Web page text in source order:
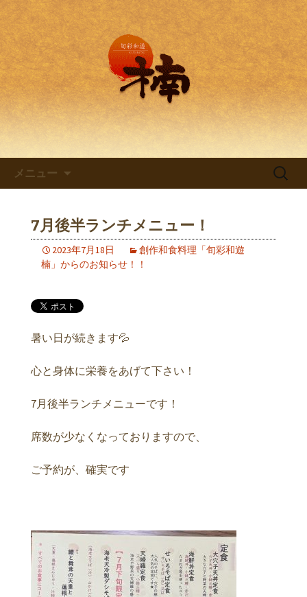
兵庫・西明石の創作和食料理
「旬彩和遊 楠～くすのき～」
兵庫・西明石の創作和食料理 旬彩和
遊 楠。
メニュー
検
7月後半ランチメニュー！
2023年7月18日
創作和食料理「旬彩和遊
楠」からのお知らせ！！
暑い日が続きます💦
心と身体に栄養をあげて下さい！
7月後半ランチメニューです！
席数が少なくなっておりますので、
ご予約が、確実です